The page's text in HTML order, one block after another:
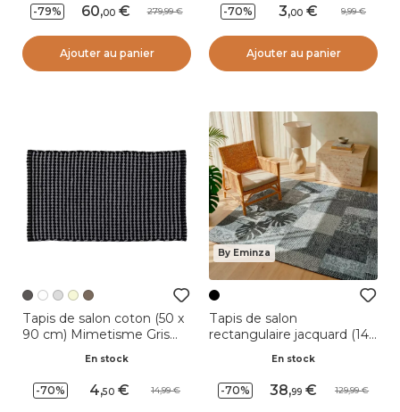
-79% 60,00 279,99
Ajouter au panier
-70% 3,00 9,99
Ajouter au panier
Tapis de salon coton (50 x
90 cm) Mimetisme Gris
En stock
-70% 4,50 14,99
By Eminza
Tapis de salon
rectangulaire jacquard (140
En stock
-70% 38,99 129,99